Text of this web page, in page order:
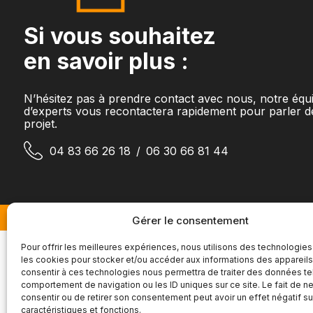
Gérer le consentement
Pour offrir les meilleures expériences, nous utilisons des
les cookies pour stocker et/ou accéder aux informations des
consentir à ces technologies nous permettra de traiter des données
comportement de navigation ou les ID uniques sur ce site. Le fait de
consentir ou de retirer son consentement peut avoir un effet négatif
caractéristiques et fonctions.
Si vous souhaitez
en savoir plus :
N’hésitez pas à prendre contact avec nous, notre
d’experts vous recontactera rapidement pour parler
projet.
04 83 66 26 18 / 06 30 66 81 44